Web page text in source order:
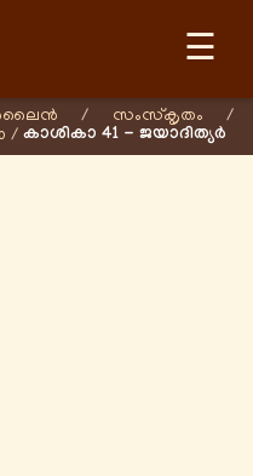
☰
/ സംസ്കൃതം
/
/ കാശികാ 41 - ജയാദിത്യര്‍